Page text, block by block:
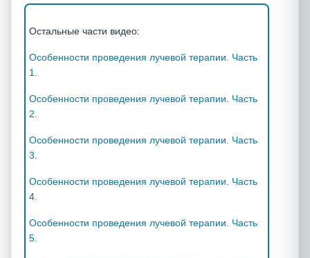
Остальные части видео:
Особенности проведения лучевой терапии. Часть
1.
Особенности проведения лучевой терапии. Часть
2.
Особенности проведения лучевой терапии. Часть
3.
Особенности проведения лучевой терапии. Часть
4.
Особенности проведения лучевой терапии. Часть
5.